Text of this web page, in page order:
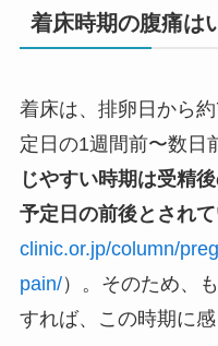
着床時期の腹痛は
着床は、排卵日から
定日の1週間前〜数日
じやすい時期は受精
予定日の前後とされ
clinic.or.jp/column/
pain/）。そのため、
すれば、この時期に